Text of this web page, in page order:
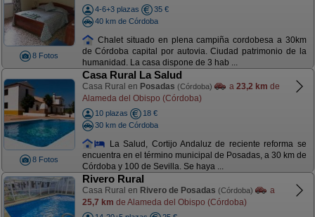
8 Fotos
4-6+3 plazas
35 €
40 km de Córdoba
Chalet situado en plena campiña cordobesa a 30km
de Córdoba capital por autovia. Ciudad patrimonio de la
humanidad. La casa dispone de 3 hab ...
8 Fotos
Casa Rural La Salud
Casa Rural en Posadas (Córdoba) a 23,2 km de
Alameda del Obispo (Córdoba)
10 plazas
18 €
30 km de Córdoba
La Salud, Cortijo Andaluz de reciente reforma se
encuentra en el término municipal de Posadas, a 30 km de
Córdoba y 100 de Sevilla. Se haya ...
Rivero Rural
Casa Rural en Rivero de Posadas (Córdoba)
a
25,7 km de Alameda del Obispo (Córdoba)